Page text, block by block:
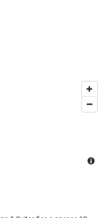
no saguão e
grátis sem